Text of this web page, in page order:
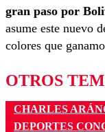
gran paso por
asume este nuevo
colores que
OTROS
CHARLES
DEPORTES